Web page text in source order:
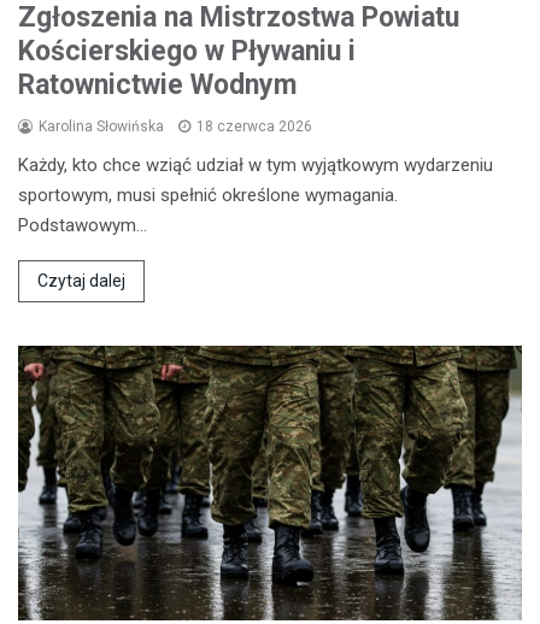
Zgłoszenia na Mistrzostwa Powiatu
Kościerskiego w Pływaniu i
Ratownictwie Wodnym
Karolina Słowińska 18 czerwca 2026
Każdy, kto chce wziąć udział w tym wyjątkowym wydarzeniu
sportowym, musi spełnić określone wymagania.
Podstawowym…
Czytaj dalej